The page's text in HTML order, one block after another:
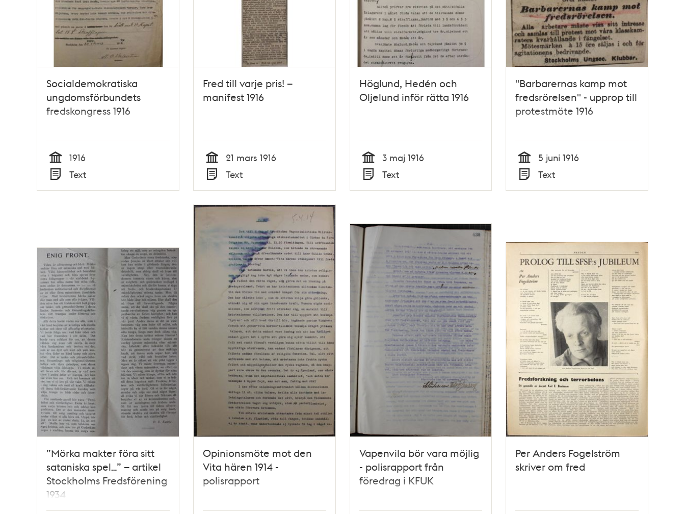
Socialdemokratiska
ungdomsförbundets
fredskongress 1916
Tid
1916
Typ
Text
Fred till varje pris! –
manifest 1916
Tid
21 mars 1916
Typ
Text
Höglund, Hedén och
Oljelund inför rätta 1916
Tid
3 maj 1916
Typ
Text
"Barbarernas kamp mot
fredsrörelsen" - upprop till
protestmöte 1916
Tid
5 juni 1916
Typ
Text
”Mörka makter föra sitt
sataniska spel…” – artikel
Stockholms Fredsförening
1934
Opinionsmöte mot den
Vita hären 1914 -
polisrapport
Vapenvila bör vara möjlig
- polisrapport från
föredrag i KFUK
Per Anders Fogelström
skriver om fred